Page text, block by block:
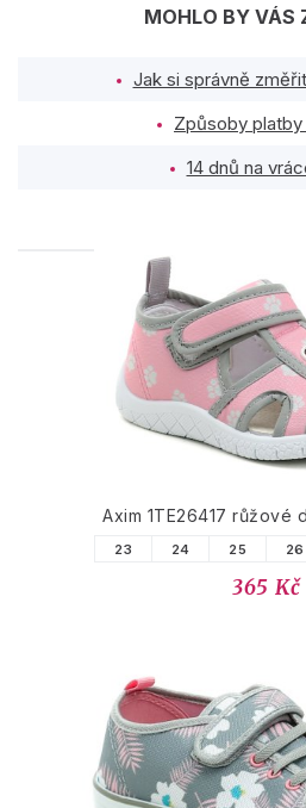
MOHLO BY VÁS
Jak si správně
Způsoby
14 dnů na
PODOBNÉ
Axim 1TE26417 růžové
23 24 25 26
365 Kč